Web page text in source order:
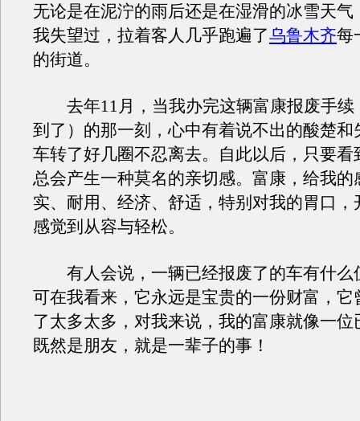
无论是在泥泞的雨后还是在湿滑的冰雪天气
我失望过，拉着客人几乎跑遍了乌鲁木齐每
的街道。
去年11月，当我办完这辆富康报废手续
到了）的那一刻，心中有着说不出的酸楚和
车转了好几圈不忍离去。自此以后，只要看
总会产生一种莫名的亲切感。富康，给我的
实、耐用、经济、舒适，特别对我的胃口，
感觉到从容与轻松。
有人会说，一辆已经报废了的车有什么
可在我看来，它永远是宝贵的一份财富，它
了太多太多，对我来说，我的富康就像一位
既然是朋友，就是一辈子的事！